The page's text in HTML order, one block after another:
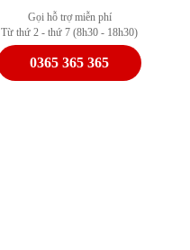
Gọi hỗ trợ miễn phí
Từ thứ 2 - thứ 7 (8h30 - 18h30)
0365 365 365